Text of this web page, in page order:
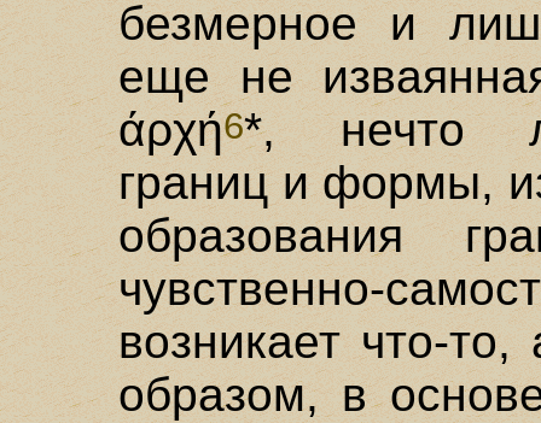
безмерное и
еще не
άρχή6*, нечто
границ и формы,
образования
чувственно-
возникает что-
образом, в